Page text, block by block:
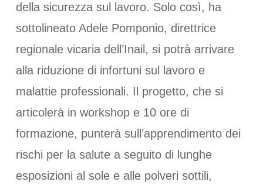
della sicurezza sul lavoro. Solo così, ha
sottolineato Adele Pomponio, direttrice
regionale vicaria dell’Inail, si potrà arrivare
alla riduzione di infortuni sul lavoro e
malattie professionali. Il progetto, che si
articolerà in workshop e 10 ore di
formazione, punterà sull’apprendimento dei
rischi per la salute a seguito di lunghe
esposizioni al sole e alle polveri sottili,